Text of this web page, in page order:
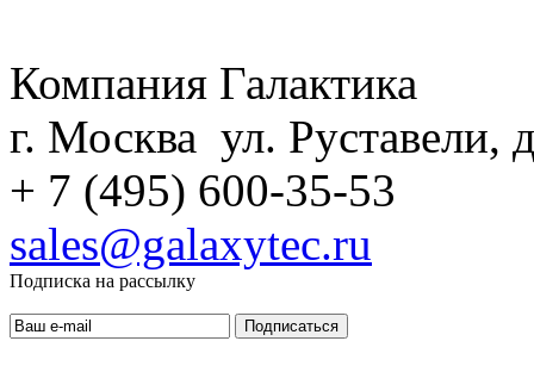
Компания Галактика
г. Москва ул. Руставели,
+ 7 (495) 600-35-53
sales@galaxytec.ru
Подписка на рассылку
Подписаться